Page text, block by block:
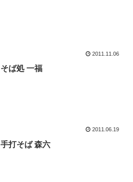
2011.11.06
そば処 一福
2011.06.19
手打そば 森六